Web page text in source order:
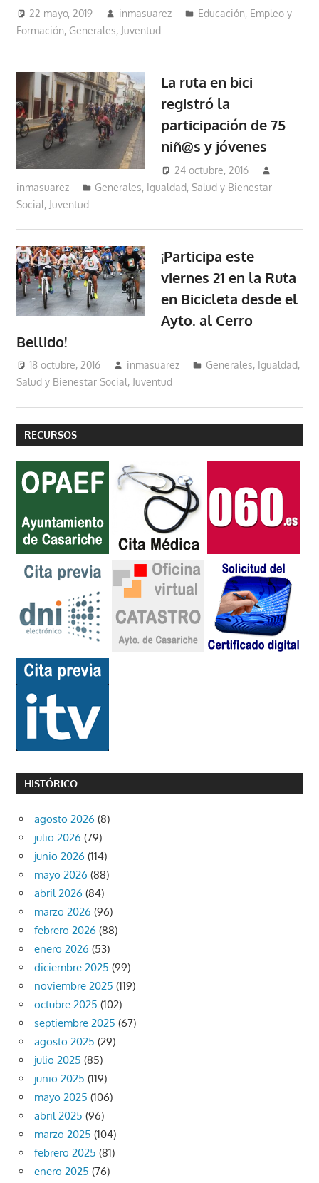
22 mayo, 2019 inmasuarez
Educación, Empleo y
Formación, Generales, Juventud
La ruta en bici
registró la
participación de 75
niñ@s y jóvenes
24 octubre, 2016
inmasuarez
Generales, Igualdad, Salud y Bienestar
Social, Juventud
¡Participa este
viernes 21 en la Ruta
en Bicicleta desde el
Ayto. al Cerro
Bellido!
18 octubre, 2016 inmasuarez Generales, Igualdad,
Salud y Bienestar Social, Juventud
RECURSOS
HISTÓRICO
agosto 2026 (8)
julio 2026 (79)
junio 2026 (114)
mayo 2026 (88)
abril 2026 (84)
marzo 2026 (96)
febrero 2026 (88)
enero 2026 (53)
diciembre 2025 (99)
noviembre 2025 (119)
octubre 2025 (102)
septiembre 2025 (67)
agosto 2025 (29)
julio 2025 (85)
junio 2025 (119)
mayo 2025 (106)
abril 2025 (96)
marzo 2025 (104)
febrero 2025 (81)
enero 2025 (76)